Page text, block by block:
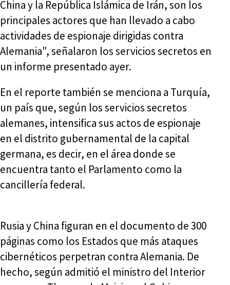
China y la República Islámica de Irán, son los
principales actores que han llevado a cabo
actividades de espionaje dirigidas contra
Alemania", señalaron los servicios secretos en
un informe presentado ayer.
En el reporte también se menciona a Turquía,
un país que, según los servicios secretos
alemanes, intensifica sus actos de espionaje
en el distrito gubernamental de la capital
germana, es decir, en el área donde se
encuentra tanto el Parlamento como la
cancillería federal.
Rusia y China figuran en el documento de 300
páginas como los Estados que más ataques
cibernéticos perpetran contra Alemania. De
hecho, según admitió el ministro del Interior